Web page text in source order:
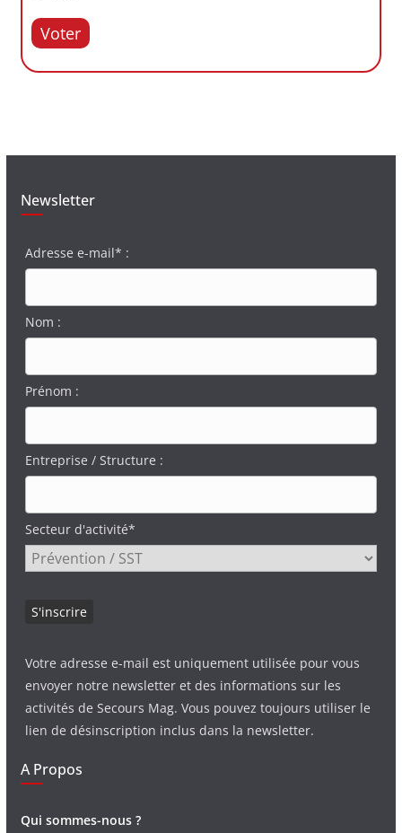
Voter
Newsletter
Adresse e-mail* :
Nom :
Prénom :
Entreprise / Structure :
Secteur d'activité*
Votre adresse e-mail est uniquement utilisée pour vous
envoyer notre newsletter et des informations sur les
activités de Secours Mag. Vous pouvez toujours utiliser le
lien de désinscription inclus dans la newsletter.
A Propos
Qui sommes-nous ?